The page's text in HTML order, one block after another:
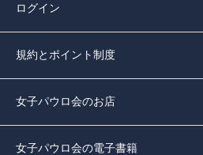
ログイン
規約とポイント制度
女子パウロ会のお店
女子パウロ会の電子書籍